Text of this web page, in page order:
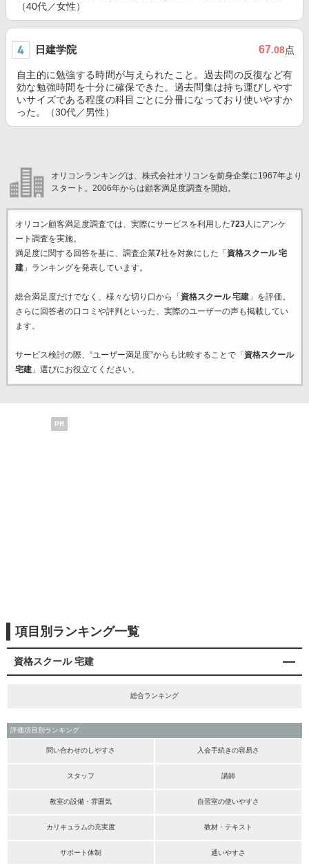
（40代／女性）
日建学院 67.08点
自主的に勉強する時間が与えられたこと。過去問の反復など有
効な勉強時間を十分に確保できた。過去問集は持ち運びしやす
いサイズである程度の科目ごとに分冊になっており使いやすか
った。（30代／男性）
オリコンランキングは、株式会社オリコンを前身企業に1967年より
スタート。2006年からは顧客満足度調査を開始。
オリコン顧客満足度調査では、実際にサービスを利用した723人にアンケ
ート調査を実施。
満足度に関する回答を基に、調査企業7社を対象にした「 資格スクール 宅
建」ランキングを発表しています。
総合満足度だけでなく、様々な切り口から「 資格スクール 宅建」を評価。
さらに回答者の口コミや評判といった、実際のユーザーの声も掲載してい
ます。
サービス検討の際、“ユーザー満足度”からも比較することで「 資格スクール
宅建」選びにお役立てください。
PR
項目別ランキング一覧
資格スクール 宅建
総合ランキング
評価項目別ランキング
問い合わせのしやすさ 入会手続きの容易さ
スタッフ 講師
教室の設備・雰囲気 自習室の使いやすさ
カリキュラムの充実度 教材・テキスト
サポート体制 通いやすさ